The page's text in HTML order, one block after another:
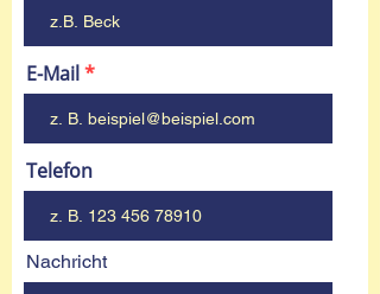
E-Mail
Telefon
Nachricht